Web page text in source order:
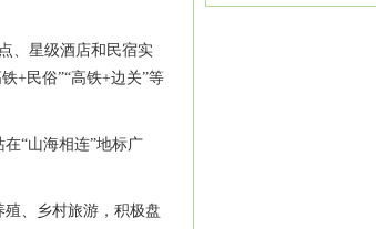
、星级酒店和民宿实
+民俗”“高铁+边关”等
“山海相连”地标广
、乡村旅游，积极盘
边关“文化+旅游”发展模式